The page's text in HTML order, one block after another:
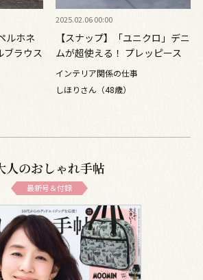
ルホネ
ラウス
2025.02.06 00:00
【スナップ】「ユニクロ」デニ
ムが超使える！ プレッピース
タイルをカジュアルに
インテリア関係の仕事
しほりさん（48歳）
人のおしゃれ手帖
最新号＆付録